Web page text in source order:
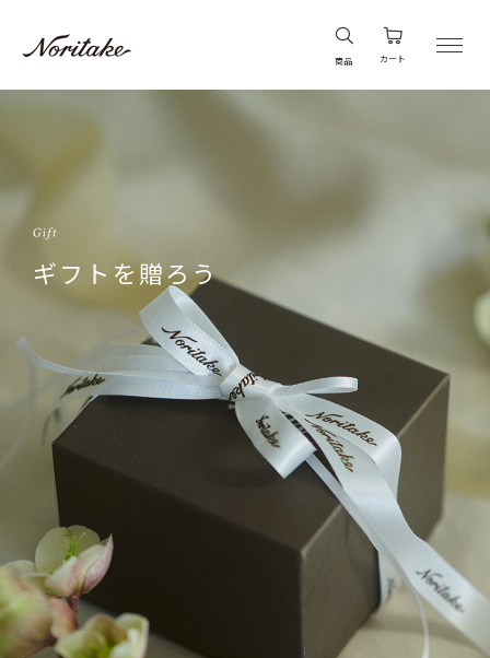
商品 カート
ギフトを贈ろう